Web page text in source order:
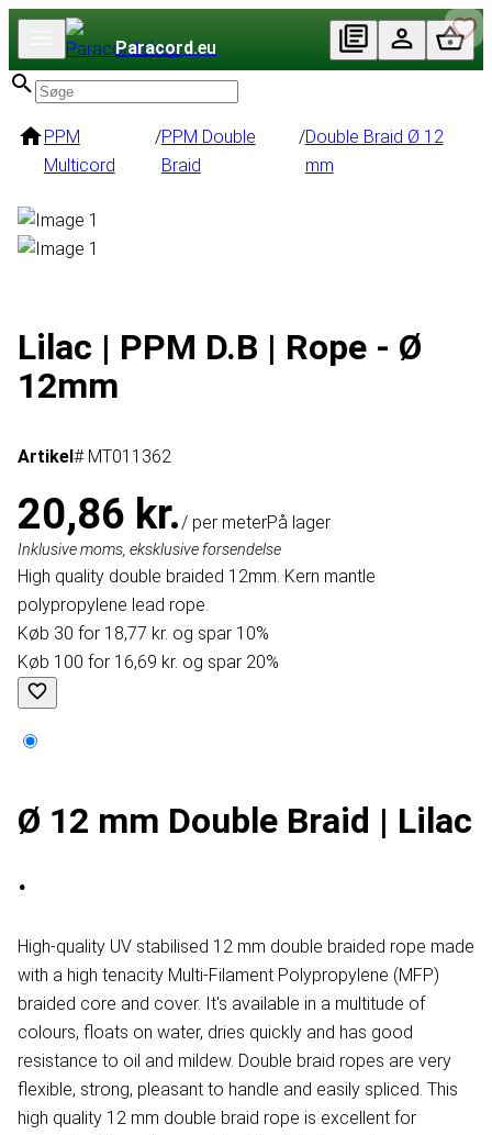
Paracord.eu
PPM
Multicord
/PPM Double
Braid
/Double Braid Ø 12
mm
Lilac | PPM D.B | Rope - Ø
12mm
Artikel# MT011362
20,86 kr./ per meterPå lager
Inklusive moms, eksklusive forsendelse
High quality double braided 12mm. Kern mantle
polypropylene lead rope.
Køb 30 for 18,77 kr. og spar 10%
Køb 100 for 16,69 kr. og spar 20%
Ø 12 mm Double Braid | Lilac
.
High-quality UV stabilised 12 mm double braided rope made
with a high tenacity Multi-Filament Polypropylene (MFP)
braided core and cover. It's available in a multitude of
colours, floats on water, dries quickly and has good
resistance to oil and mildew. Double braid ropes are very
flexible, strong, pleasant to handle and easily spliced. This
high quality 12 mm double braid rope is excellent for